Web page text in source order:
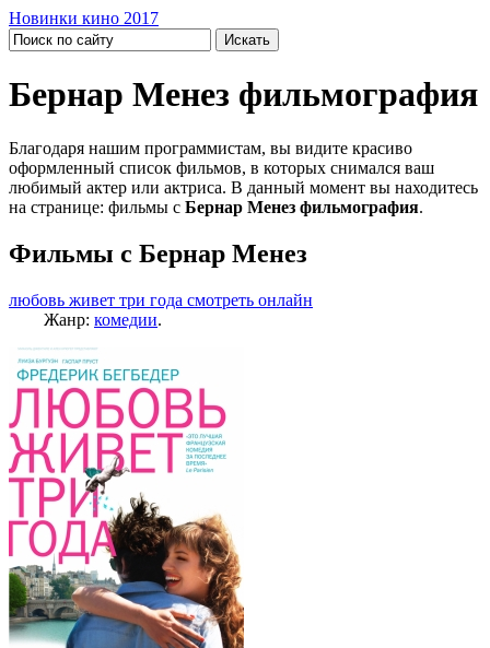
Новинки кино 2017
Бернар Менез фильмография
Благодаря нашим программистам, вы видите красиво
оформленный список фильмов, в которых снимался ваш
любимый актер или актриса. В данный момент вы находитесь
на странице: фильмы с Бернар Менез фильмография.
Фильмы с Бернар Менез
любовь живет три года смотреть онлайн
Жанр: комедии.